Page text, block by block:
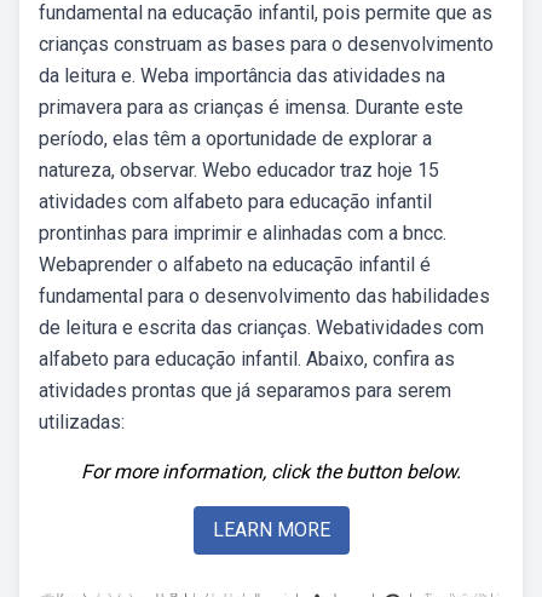
fundamental na educação infantil, pois permite que as
crianças construam as bases para o desenvolvimento
da leitura e. Weba importância das atividades na
primavera para as crianças é imensa. Durante este
período, elas têm a oportunidade de explorar a
natureza, observar. Webo educador traz hoje 15
atividades com alfabeto para educação infantil
prontinhas para imprimir e alinhadas com a bncc.
Webaprender o alfabeto na educação infantil é
fundamental para o desenvolvimento das habilidades
de leitura e escrita das crianças. Webatividades com
alfabeto para educação infantil. Abaixo, confira as
atividades prontas que já separamos para serem
utilizadas:
For more information, click the button below.
LEARN MORE